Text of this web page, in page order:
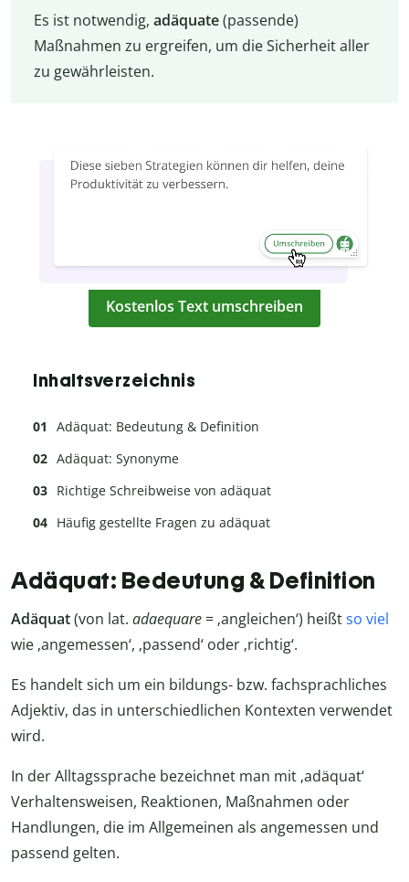
Es ist notwendig, adäquate(passende)
Maßnahmen zu ergreifen, um die Sicherheit aller
zu gewährleisten.
Kostenlos Text umschreiben
Inhaltsverzeichnis
Adäquat: Bedeutung & Definition
Adäquat: Synonyme
Richtige Schreibweise von adäquat
Häufig gestellte Fragen zu adäquat
Adäquat: Bedeutung & Definition
Adäquat(von lat. adaequare = ‚angleichen‘) heißtso viel
wie ‚angemessen‘, ‚passend‘ oder ‚richtig‘.
Es handelt sich um ein bildungs- bzw. fachsprachliches
Adjektiv, das in unterschiedlichen Kontexten verwendet
wird.
In der Alltagssprache bezeichnet man mit ‚adäquat‘
Verhaltensweisen, Reaktionen, Maßnahmen oder
Handlungen, die im Allgemeinen als angemessen und
passend gelten.